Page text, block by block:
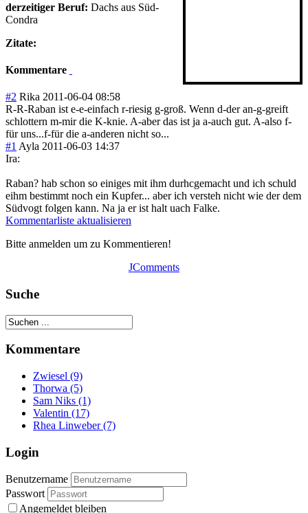
derzeitiger Beruf: Dachs aus Süd-
Condra
Zitate:
Kommentare
#2 Rika 2011-06-04 08:58
R-R-Raban ist e-e-einfach r-riesig g-groß. Wenn d-der an-g-greift
schlottern m-mir die K-knie. A-aber das ist ja a-auch gut. A-also f-
für uns...f-für die a-anderen nicht so...
#1 Ayla 2011-06-03 14:37
Ira:
Raban? hab schon so einiges mit ihm durhcgemacht und ich schuld
eihm bestimmt noch ein Kupfer... aber ich versteh nicht wie der dem
Südvogt folgen kann. Na ja er ist halt uach Falke.
Kommentarliste aktualisieren
Bitte anmelden um zu Kommentieren!
JComments
Suche
Kommentare
Zwiesel (9)
Thorwa (5)
Sam Niks (1)
Valentin (17)
Rhea Linweber (7)
Login
Benutzername
Passwort
Angemeldet bleiben